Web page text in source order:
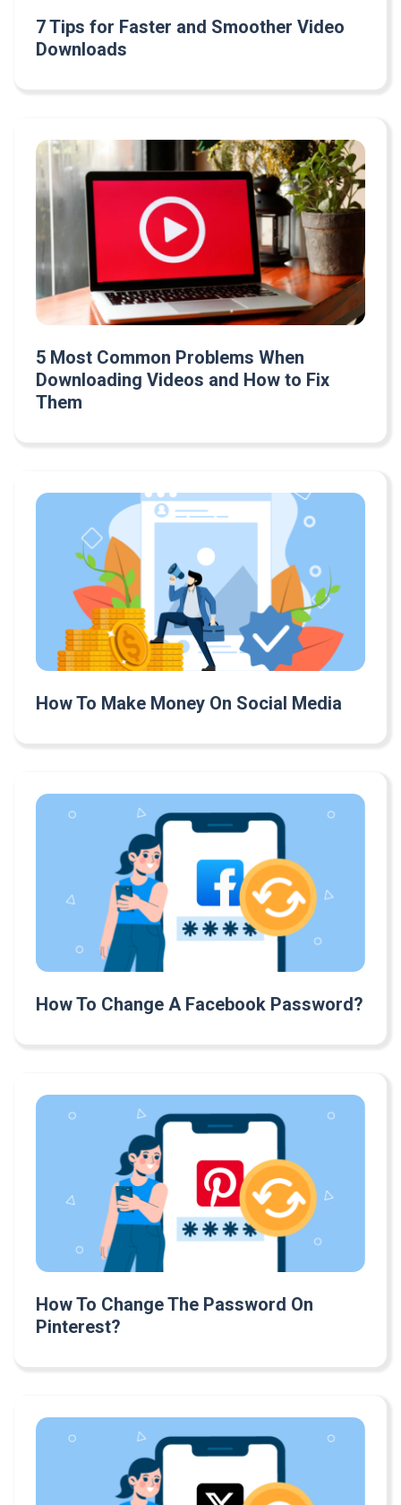
7 Tips for Faster and Smoother Video
Downloads
5 Most Common Problems When
Downloading Videos and How to Fix
Them
How To Make Money On Social Media
How To Change A Facebook Password?
How To Change The Password On
Pinterest?